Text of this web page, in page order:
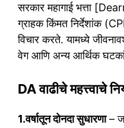
सरकार महागाई भत्ता
ग्राहक किंमत निर्देशांक
विचार करते. यामध्ये
वेग आणि अन्य आर्थिक
DA वाढीचे महत्त्वाचे
1.वर्षातून दोनदा सुधारणा–